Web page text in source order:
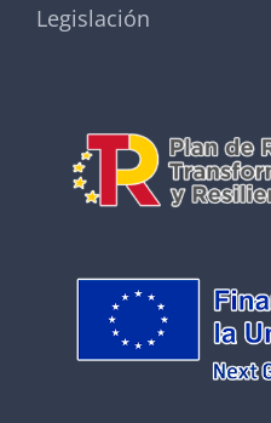
Legislación